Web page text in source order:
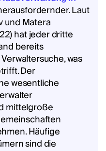
Laut
und Matera
hat jeder dritte
bereits
was
Der
wesentliche
mittelgroße
Häufige
sind die